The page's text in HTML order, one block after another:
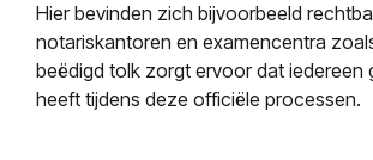
Hier bevinden zich bijvoorbeeld
notariskantoren en examencentra
beëdigd tolk zorgt ervoor dat iedereen
heeft tijdens deze officiële processen.